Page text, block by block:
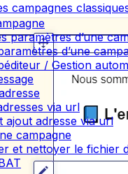
campagnes
paramètres d’une
d’une
/ Gestion
via url
ajout adresse via url
campagne
et nettoyer le fichier